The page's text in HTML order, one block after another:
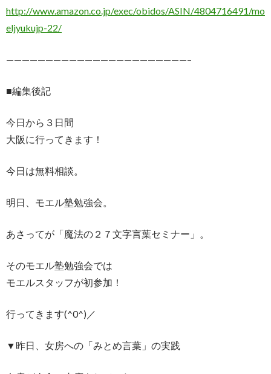
http://www.amazon.co.jp/exec/obidos/ASIN/4804716491/mo
eljyukujp-22/
———————————————————————–
■編集後記
今日から３日間
大阪に行ってきます！
今日は無料相談。
明日、モエル塾勉強会。
あさってが「魔法の２７文字言葉セミナー」。
そのモエル塾勉強会では
モエルスタッフが初参加！
行ってきます(^0^)／
▼昨日、女房への「みとめ言葉」の実践